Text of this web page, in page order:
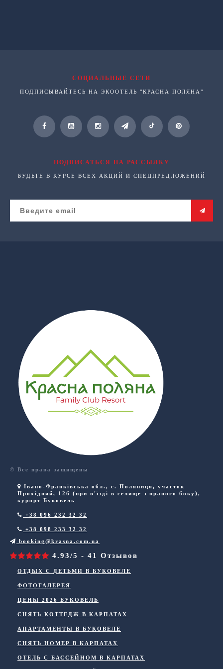
СОЦИАЛЬНЫЕ СЕТИ
ПОДПИСЫВАЙТЕСЬ НА ЭКООТЕЛЬ "КРАСНА ПОЛЯНА"
ПОДПИСАТЬСЯ НА РАССЫЛКУ
БУДЬТЕ В КУРСЕ ВСЕХ АКЦИЙ И СПЕЦПРЕДЛОЖЕНИЙ
© Все права защищены
Івано-Франківська обл., с. Поляниця, участок
Прохідний, 12б (при в'їзді в селище з правого боку),
курорт Буковель
+38 096 232 32 32
+38 098 233 32 32
booking@krasna.com.ua
4.93/5 - 41 Отзывов
ОТДЫХ С ДЕТЬМИ В БУКОВЕЛЕ
ФОТОГАЛЕРЕЯ
ЦЕНЫ 2026 БУКОВЕЛЬ
СНЯТЬ КОТТЕДЖ В КАРПАТАХ
АПАРТАМЕНТЫ В БУКОВЕЛЕ
СНЯТЬ НОМЕР В КАРПАТАХ
ОТЕЛЬ С БАССЕЙНОМ В КАРПАТАХ